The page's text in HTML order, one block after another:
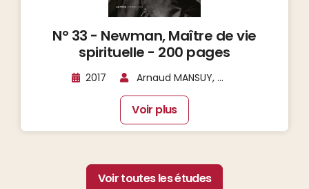
N° 33 - Newman, Maître de vie
spirituelle - 200 pages
2017 Arnaud MANSUY, ...
Voir plus
Voir toutes les études